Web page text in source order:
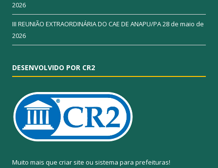
2026
III REUNIÃO EXTRAORDINÁRIA DO CAE DE ANAPU/PA28 de maio de
2026
DESENVOLVIDO POR CR2
Muito mais que criar site ou sistema para prefeituras!